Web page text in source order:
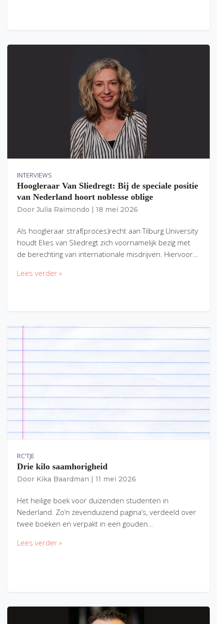
INTERVIEWS
Hoogleraar Van Sliedregt: Bij de speciale positie
van Nederland hoort noblesse oblige
Door Julia Raimondo 18 mei 2026
Als hoogleraar straf(proces)recht aan Tilburg University
houdt Elies van Sliedregt zich voornamelijk bezig met
de berechting van internationale misdrijven. Hiervoor…
Lees verder »
RC'TJE
Drie kilo saamhorigheid
Door Kika Baardman 11 mei 2026
Het heilige boek voor duizenden studenten in
Nederland. Zo’n zevenduizend pagina’s, verdeeld over
twee boeken en verpakt in een gouden…
Lees verder »